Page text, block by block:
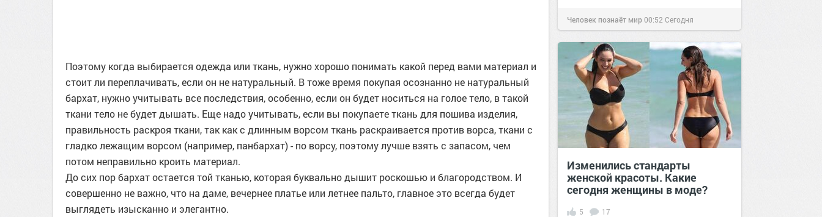
Поэтому когда выбирается одежда или ткань, нужно хорошо понимать какой перед вами материал и
стоит ли переплачивать, если он не натуральный. В тоже время покупая осознанно не натуральный
бархат, нужно учитывать все последствия, особенно, если он будет носиться на голое тело, в такой
ткани тело не будет дышать. Еще надо учитывать, если вы покупаете ткань для пошива изделия,
правильность раскроя ткани, так как с длинным ворсом ткань раскраивается против ворса, ткани с
гладко лежащим ворсом (например, панбархат) - по ворсу, поэтому лучше взять с запасом, чем
потом неправильно кроить материал.
До сих пор бархат остается той тканью, которая буквально дышит роскошью и благородством. И
совершенно не важно, что на даме, вечернее платье или летнее пальто, главное это всегда будет
выглядеть изысканно и элегантно.
Человек познаёт мир00:52 Сегодня
Изменились стандарты
женской красоты. Какие
сегодня женщины в моде?
5 17